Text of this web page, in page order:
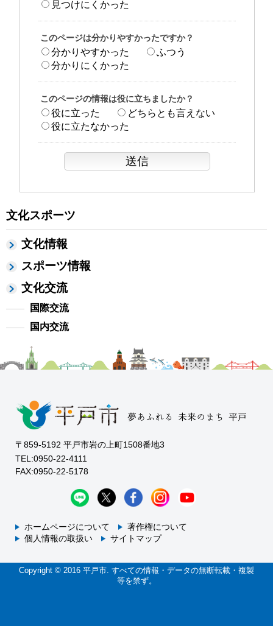
文化スポーツ
文化情報
スポーツ情報
文化交流
国際交流
国内交流
見つけにくかった
このページは分かりやすかったですか？
分かりやすかった
ふつう
分かりにくかった
このページの情報は役に立ちましたか？
役に立った
どちらとも言えない
役に立たなかった
〒859-5192 平戸市岩の上町1508番地3
TEL:0950-22-4111
FAX:0950-22-5178
ホームページについて
著作権について
個人情報の取扱い
サイトマップ
Copyright © 2016 平戸市. すべての情報・データの無断転載・複製
等を禁ず。